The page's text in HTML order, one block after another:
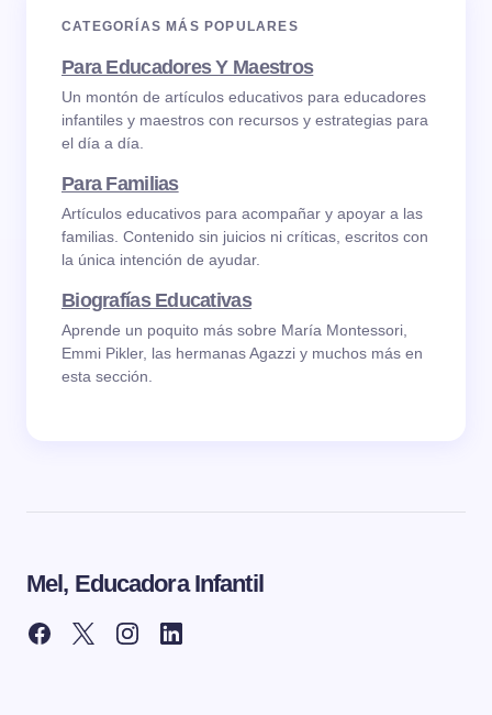
CATEGORÍAS MÁS POPULARES
Para Educadores Y Maestros
Un montón de artículos educativos para educadores
infantiles y maestros con recursos y estrategias para
el día a día.
Para Familias
Artículos educativos para acompañar y apoyar a las
familias. Contenido sin juicios ni críticas, escritos con
la única intención de ayudar.
Biografías Educativas
Aprende un poquito más sobre María Montessori,
Emmi Pikler, las hermanas Agazzi y muchos más en
esta sección.
Mel, Educadora Infantil